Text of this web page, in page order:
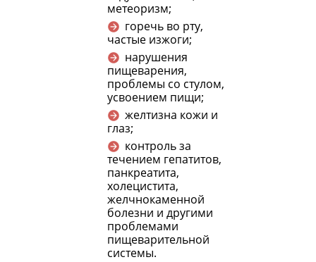
метеоризм;
горечь во рту,
частые изжоги;
нарушения
пищеварения,
проблемы со стулом,
усвоением пищи;
желтизна кожи и
глаз;
контроль за
течением гепатитов,
панкреатита,
холецистита,
желчнокаменной
болезни и другими
проблемами
пищеварительной
системы.